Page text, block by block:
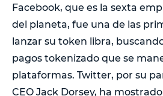
Facebook, que es la sexta
del planeta, fue una de las
lanzar su token libra,
pagos tokenizado que se
plataformas. Twitter, por su
CEO Jack Dorsey, ha